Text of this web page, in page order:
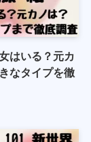
はいる？元カ
なタイプを徹